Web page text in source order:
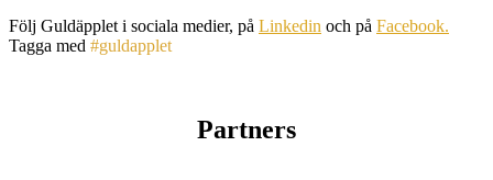
Följ Guldäpplet i sociala medier, på Linkedin och på Facebook.
Tagga med #guldapplet
Partners